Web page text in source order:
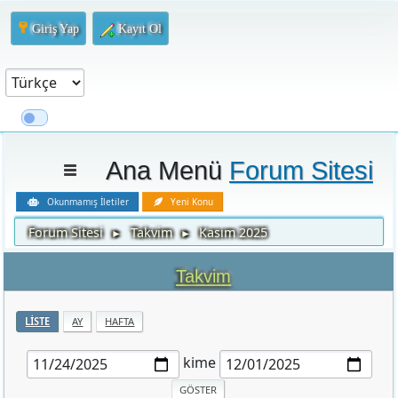
Giriş Yap Kayıt Ol
Ana Menü Forum Sitesi
Okunmamış İletiler Yeni Konu
Forum Sitesi ► Takvim ► Kasım 2025
Takvim
LISTE AY HAFTA
kime